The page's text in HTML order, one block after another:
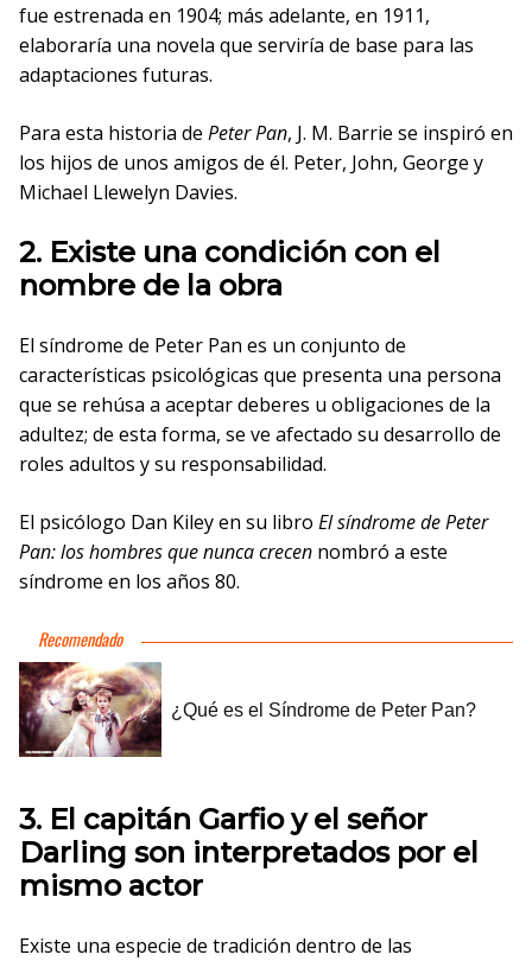
fue estrenada en 1904; más adelante, en 1911,
elaboraría una novela que serviría de base para las
adaptaciones futuras.
Para esta historia de Peter Pan, J. M. Barrie se inspiró en
los hijos de unos amigos de él. Peter, John, George y
Michael Llewelyn Davies.
2. Existe una condición con el
nombre de la obra
El síndrome de Peter Pan es un conjunto de
características psicológicas que presenta una persona
que se rehúsa a aceptar deberes u obligaciones de la
adultez; de esta forma, se ve afectado su desarrollo de
roles adultos y su responsabilidad.
El psicólogo Dan Kiley en su libro El síndrome de Peter
Pan: los hombres que nunca crecen nombró a este
síndrome en los años 80.
3. El capitán Garfio y el señor
Darling son interpretados por el
mismo actor
Existe una especie de tradición dentro de las